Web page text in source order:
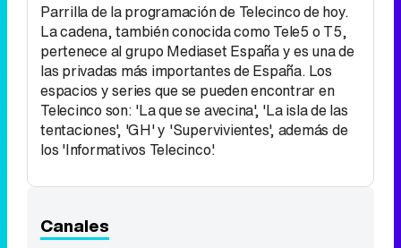
Parrilla de la programación de Telecinco de hoy.
La cadena, también conocida como Tele5 o T5,
pertenece al grupo Mediaset España y es una de
las privadas más importantes de España. Los
espacios y series que se pueden encontrar en
Telecinco son: 'La que se avecina', 'La isla de las
tentaciones', 'GH' y 'Supervivientes', además de
los 'Informativos Telecinco'.
Canales